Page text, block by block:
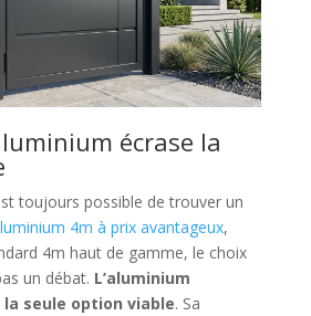
écrase la
toujours possible de trouver un
4m à prix avantageux,
4m haut de gamme, le choix
un débat. L’aluminium
la seule option viable. Sa